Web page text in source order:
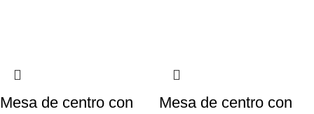
Mesa de centro con
Mesa de centro con